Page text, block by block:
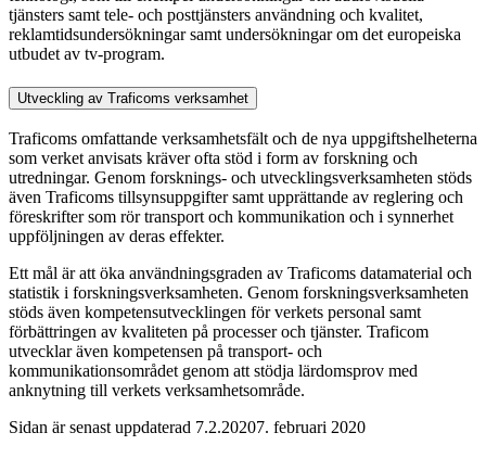
tjänsters samt tele- och posttjänsters användning och kvalitet,
reklamtidsundersökningar samt undersökningar om det europeiska
utbudet av tv-program.
Utveckling av Traficoms verksamhet
Traficoms omfattande verksamhetsfält och de nya uppgiftshelheterna
som verket anvisats kräver ofta stöd i form av forskning och
utredningar. Genom forsknings- och utvecklingsverksamheten stöds
även Traficoms tillsynsuppgifter samt upprättande av reglering och
föreskrifter som rör transport och kommunikation och i synnerhet
uppföljningen av deras effekter.
Ett mål är att öka användningsgraden av Traficoms datamaterial och
statistik i forskningsverksamheten. Genom forskningsverksamheten
stöds även kompetensutvecklingen för verkets personal samt
förbättringen av kvaliteten på processer och tjänster. Traficom
utvecklar även kompetensen på transport- och
kommunikationsområdet genom att stödja lärdomsprov med
anknytning till verkets verksamhetsområde.
Sidan är senast uppdaterad 7.2.20207. februari 2020